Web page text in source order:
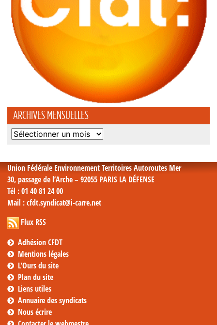
ARCHIVES MENSUELLES
Archives
Union Fédérale Environnement Territoires Autoroutes Mer
30, passage de l’Arche – 92055 PARIS LA DÉFENSE
Tél : 01 40 81 24 00
Mail : cfdt.syndicat@i-carre.net
Flux RSS
Adhésion CFDT
Mentions légales
L’Ours du site
Plan du site
Liens utiles
Annuaire des syndicats
Nous écrire